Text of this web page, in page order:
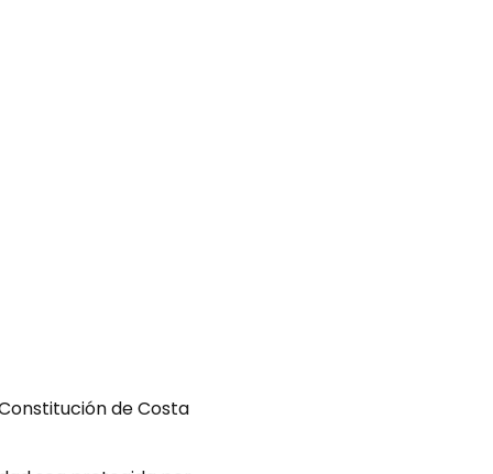
de Costa